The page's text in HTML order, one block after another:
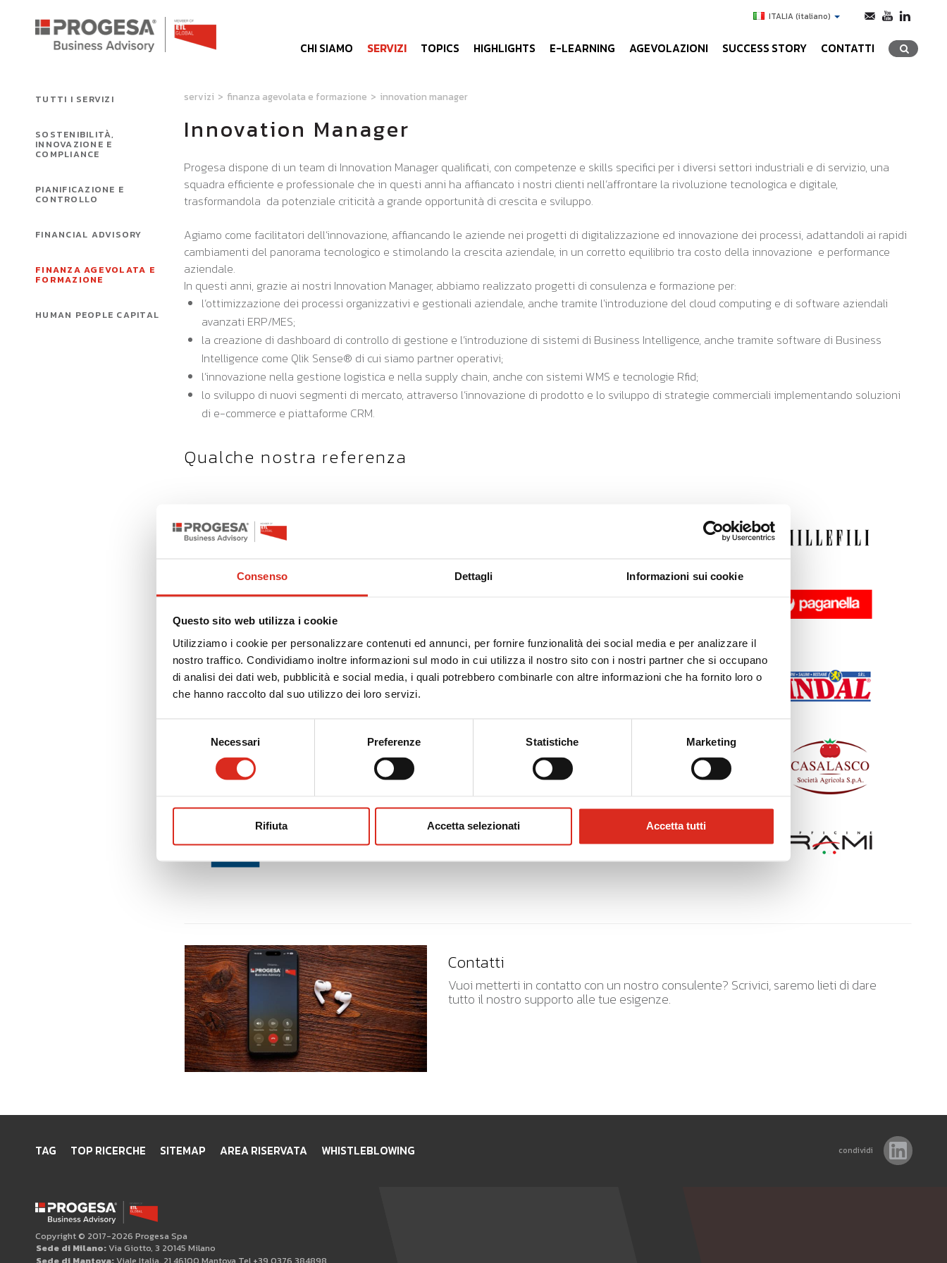
Consenso Dettagli Informazioni sui cookie
Questo sito web utilizza i cookie
Utilizziamo i cookie per personalizzare contenuti ed annunci, per fornire funzionalità dei social media e per analizzare il
nostro traffico. Condividiamo inoltre informazioni sul modo in cui utilizza il nostro sito con i nostri partner che si occupano
di analisi dei dati web, pubblicità e social media, i quali potrebbero combinarle con altre informazioni che ha fornito loro o
che hanno raccolto dal suo utilizzo dei loro servizi.
Necessari Preferenze Statistiche Marketing
Rifiuta Accetta selezionati Accetta tutti
ITALIA(italiano)
CHI SIAMO SERVIZI TOPICS HIGHLIGHTS E-LEARNING AGEVOLAZIONI SUCCESS STORY CONTATTI
TUTTI I SERVIZI
SOSTENIBILITÀ,
INNOVAZIONE E
COMPLIANCE
PIANIFICAZIONE E
CONTROLLO
FINANCIAL ADVISORY
FINANZA AGEVOLATA E
FORMAZIONE
HUMAN PEOPLE CAPITAL
servizi > finanza agevolata e formazione > innovation manager
Innovation Manager
Progesa dispone di un team di Innovation Manager qualificati, con competenze e skills specifici per i diversi settori industriali e di servizio, una
squadra efficiente e professionale che in questi anni ha affiancato i nostri clienti nell’affrontare la rivoluzione tecnologica e digitale,
trasformandola da potenziale criticità a grande opportunità di crescita e sviluppo.
Agiamo come facilitatori dell’innovazione, affiancando le aziende nei progetti di digitalizzazione ed innovazione dei processi, adattandoli ai rapidi
cambiamenti del panorama tecnologico e stimolando la crescita aziendale, in un corretto equilibrio tra costo della innovazione e performance
aziendale.
In questi anni, grazie ai nostri Innovation Manager, abbiamo realizzato progetti di consulenza e formazione per:
l’ottimizzazione dei processi organizzativi e gestionali aziendale, anche tramite l'introduzione del cloud computing e di software aziendali
avanzati ERP/MES;
la creazione di dashboard di controllo di gestione e l’introduzione di sistemi di Business Intelligence, anche tramite software di Business
Intelligence come Qlik Sense® di cui siamo partner operativi;
l’innovazione nella gestione logistica e nella supply chain, anche con sistemi WMS e tecnologie Rfid;
lo sviluppo di nuovi segmenti di mercato, attraverso l’innovazione di prodotto e lo sviluppo di strategie commerciali implementando soluzioni
di e-commerce e piattaforme CRM.
Qualche nostra referenza
Contatti
Vuoi metterti in contatto con un nostro consulente? Scrivici, saremo lieti di dare
tutto il nostro supporto alle tue esigenze.
TAG TOP RICERCHE SITEMAP AREA RISERVATA WHISTLEBLOWING condividi
Copyright © 2017-2026 Progesa Spa
Sede di Milano:Via Giotto, 3 20145 Milano